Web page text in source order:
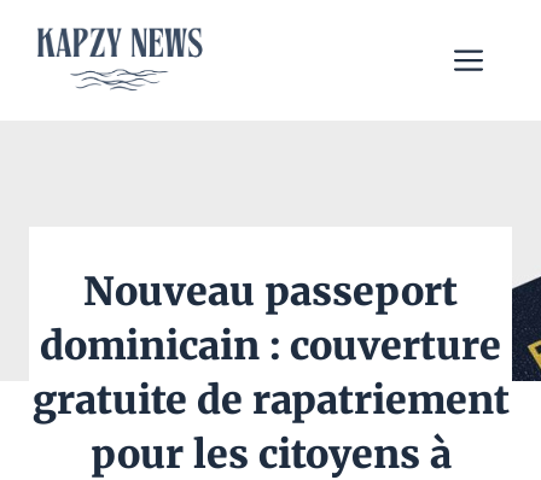
contenu
Nouveau passeport
dominicain : couverture
gratuite de rapatriement
pour les citoyens à